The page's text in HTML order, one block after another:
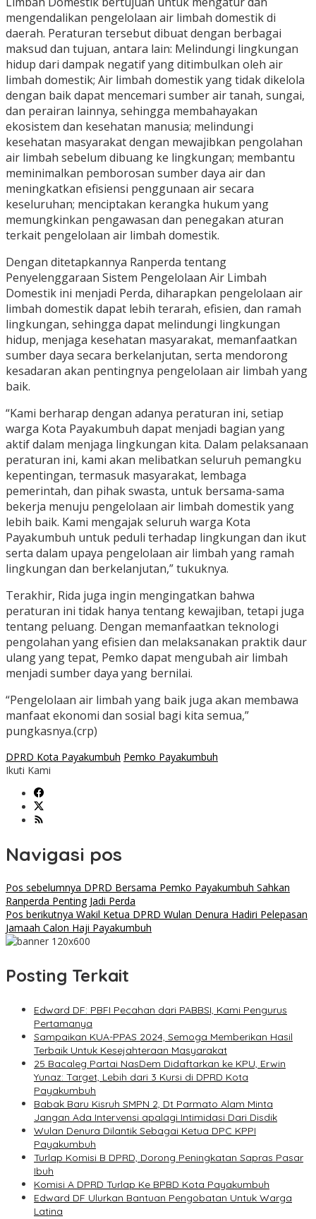
mengendalikan pengelolaan air limbah domestik di
daerah. Peraturan tersebut dibuat dengan berbagai
maksud dan tujuan, antara lain: Melindungi lingkungan
hidup dari dampak negatif yang ditimbulkan oleh air
limbah domestik; Air limbah domestik yang tidak dikelola
dengan baik dapat mencemari sumber air tanah, sungai,
dan perairan lainnya, sehingga membahayakan
ekosistem dan kesehatan manusia; melindungi
kesehatan masyarakat dengan mewajibkan pengolahan
air limbah sebelum dibuang ke lingkungan; membantu
meminimalkan pemborosan sumber daya air dan
meningkatkan efisiensi penggunaan air secara
keseluruhan; menciptakan kerangka hukum yang
memungkinkan pengawasan dan penegakan aturan
terkait pengelolaan air limbah domestik.
Dengan ditetapkannya Ranperda tentang
Penyelenggaraan Sistem Pengelolaan Air Limbah
Domestik ini menjadi Perda, diharapkan pengelolaan air
limbah domestik dapat lebih terarah, efisien, dan ramah
lingkungan, sehingga dapat melindungi lingkungan
hidup, menjaga kesehatan masyarakat, memanfaatkan
sumber daya secara berkelanjutan, serta mendorong
kesadaran akan pentingnya pengelolaan air limbah yang
baik.
“Kami berharap dengan adanya peraturan ini, setiap
warga Kota Payakumbuh dapat menjadi bagian yang
aktif dalam menjaga lingkungan kita. Dalam pelaksanaan
peraturan ini, kami akan melibatkan seluruh pemangku
kepentingan, termasuk masyarakat, lembaga
pemerintah, dan pihak swasta, untuk bersama-sama
bekerja menuju pengelolaan air limbah domestik yang
lebih baik. Kami mengajak seluruh warga Kota
Payakumbuh untuk peduli terhadap lingkungan dan ikut
serta dalam upaya pengelolaan air limbah yang ramah
lingkungan dan berkelanjutan,” tukuknya.
Terakhir, Rida juga ingin mengingatkan bahwa
peraturan ini tidak hanya tentang kewajiban, tetapi juga
tentang peluang. Dengan memanfaatkan teknologi
pengolahan yang efisien dan melaksanakan praktik daur
ulang yang tepat, Pemko dapat mengubah air limbah
menjadi sumber daya yang bernilai.
“Pengelolaan air limbah yang baik juga akan membawa
manfaat ekonomi dan sosial bagi kita semua,”
pungkasnya.(crp)
DPRD Kota Payakumbuh Pemko Payakumbuh
Ikuti Kami
Navigasi pos
Pos sebelumnya DPRD Bersama Pemko Payakumbuh Sahkan
Ranperda Penting Jadi Perda
Pos berikutnya Wakil Ketua DPRD Wulan Denura Hadiri Pelepasan
Jamaah Calon Haji Payakumbuh
Posting Terkait
Edward DF: PBFI Pecahan dari PABBSI, Kami Pengurus
Pertamanya
Sampaikan KUA-PPAS 2024, Semoga Memberikan Hasil
Terbaik Untuk Kesejahteraan Masyarakat
25 Bacaleg Partai NasDem Didaftarkan ke KPU, Erwin
Yunaz: Target, Lebih dari 3 Kursi di DPRD Kota
Payakumbuh
Babak Baru Kisruh SMPN 2, Dt Parmato Alam Minta
Jangan Ada Intervensi apalagi Intimidasi Dari Disdik
Wulan Denura Dilantik Sebagai Ketua DPC KPPI
Payakumbuh
Turlap Komisi B DPRD, Dorong Peningkatan Sapras Pasar
Ibuh
Komisi A DPRD Turlap Ke BPBD Kota Payakumbuh
Edward DF Ulurkan Bantuan Pengobatan Untuk Warga
Latina